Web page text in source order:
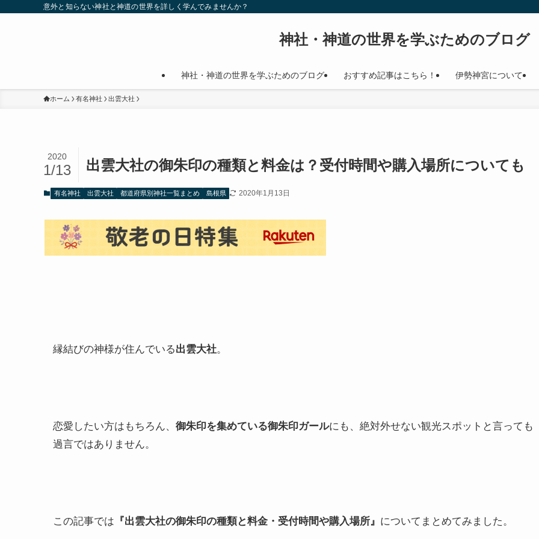
意外と知らない神社と神道の世界を詳しく学んでみませんか？
神社・神道の世界を学ぶためのブログ
神社・神道の世界を学ぶためのブログ おすすめ記事はこちら！ 伊勢神宮について
ホーム 有名神社 出雲大社
出雲大社の御朱印の種類と料金は？受付時間や購入場所についても
2020
1/13
有名神社 出雲大社 都道府県別神社一覧まとめ 島根県 2020年1月13日
縁結びの神様が住んでいる出雲大社。
恋愛したい方はもちろん、 御朱印を集めている御朱印ガールにも、絶対外せない観光スポットと言っても
過言ではありません。
この記事では 『出雲大社の御朱印の種類と料金・受付時間や購入場所』 についてまとめてみました。